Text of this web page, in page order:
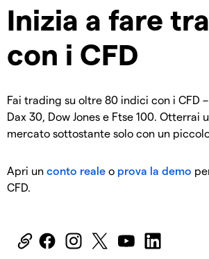
Inizia a fare
con i CFD
Fai trading su oltre 80 indici con i CFD
Dax 30, Dow Jones e Ftse 100. Otterrai
mercato sottostante solo con un
Apri un conto reale o prova la demo
CFD.